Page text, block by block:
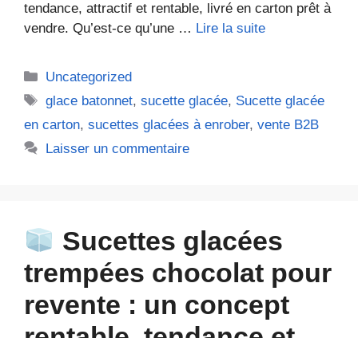
tendance, attractif et rentable, livré en carton prêt à
vendre. Qu’est-ce qu’une … Lire la suite
Catégories
Uncategorized
Étiquettes
glace batonnet,sucette glacée, Sucette glacée
en carton, sucettes glacées à enrober, vente B2B
Laisser un commentaire
Sucettes glacées
trempées chocolat pour
revente : un concept